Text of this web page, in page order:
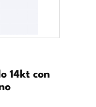
14kt con